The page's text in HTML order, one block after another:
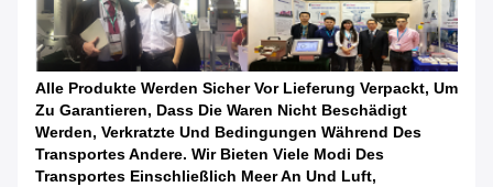
Alle Produkte Werden Sicher Vor Lieferung Verpackt, Um
Zu Garantieren, Dass Die Waren Nicht Beschädigt
Werden, Verkratzte Und Bedingungen Während Des
Transportes Andere. Wir Bieten Viele Modi Des
Transportes Einschließlich Meer An Und Luft,